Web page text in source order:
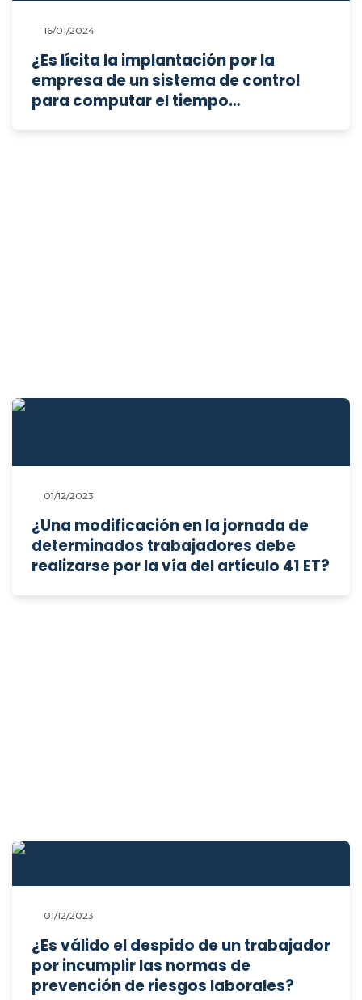
16/01/2024
¿Es lícita la implantación por la
empresa de un sistema de control
para computar el tiempo
01/12/2023
¿Una modificación en la jornada de
determinados trabajadores debe
realizarse por la vía del artículo 41 ET?
01/12/2023
¿Es válido el despido de un trabajador
por incumplir las normas de
prevención de riesgos laborales?